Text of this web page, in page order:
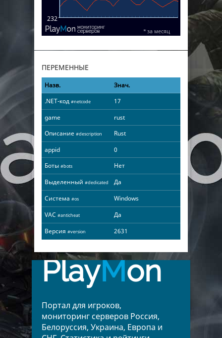
ПЕРЕМЕННЫЕ
Назв.
Знач.
.NET-код #netcode
17
game
rust
Описание #description
Rust
appid
0
Боты #bots
Нет
Выделенный #dedicated
Да
Система #os
Windows
VAC #anticheat
Да
Версия #version 2631
PlayMon
Портал для игроков,
мониторинг серверов Россия,
Белоруссия, Украина, Европа и